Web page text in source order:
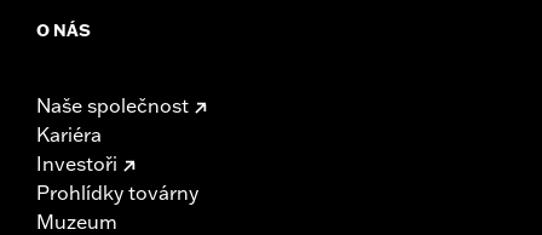
O NÁS
Naše společnost
Kariéra
Investoři
Prohlídky továrny
Muzeum